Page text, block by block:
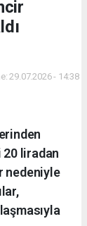
29.07.2026 - 14:38
liradan
nedeniyle